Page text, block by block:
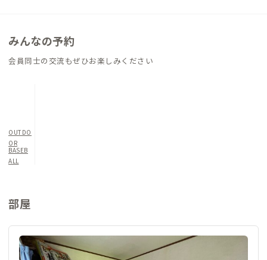
家の徒歩圏内にコンビニ、スーパー、ドラッグストアや飲食店
があり、日々の生活も便利です。
みんなの予約
会員同士の交流もぜひお楽しみください
OUTDO
OR
BASEB
ALL
部屋